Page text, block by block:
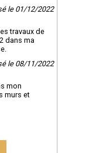
le 01/12/2022
travaux de
dans ma
le 08/11/2022
mon
murs et